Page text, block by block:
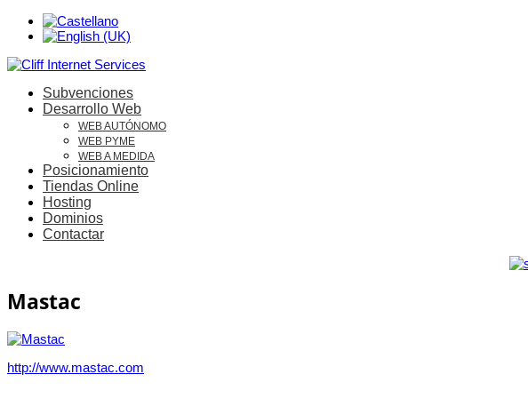
Subvenciones
Desarrollo Web
WEB AUTÓNOMO
WEB PYME
WEB A MEDIDA
Posicionamiento
Tiendas Online
Hosting
Dominios
Contactar
Mastac
http://www.mastac.com